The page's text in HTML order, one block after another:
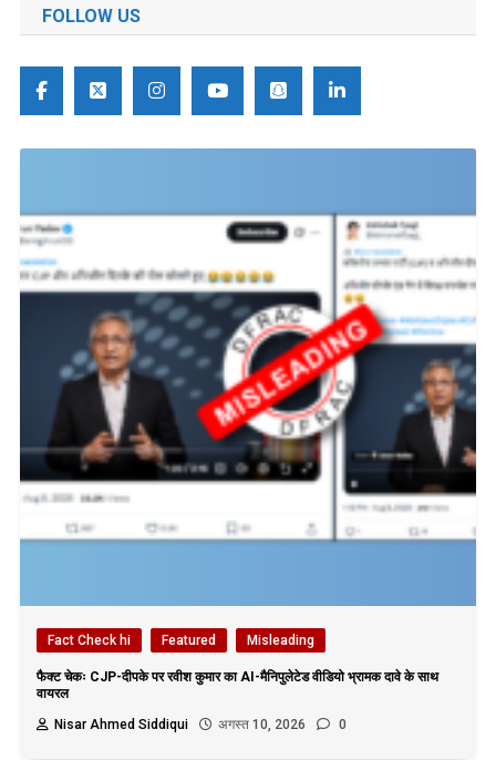
FOLLOW US
Fact Check hi Featured Misleading
फैक्ट चेकः CJP-दीपके पर रवीश कुमार का AI-मैनिपुलेटेड वीडियो भ्रामक दावे के साथ
वायरल
Nisar Ahmed Siddiqui
अगस्त 10, 2026 0